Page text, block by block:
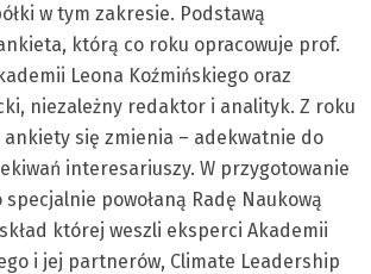
w tym zakresie. Podstawą
którą co roku opracowuje prof.
Leona Koźmińskiego oraz
niezależny redaktor i analityk. Z roku
ankiety się zmienia – adekwatnie do
interesariuszy. W przygotowanie
specjalnie powołaną Radę Naukową
skład której weszli eksperci Akademii
i jej partnerów, Climate Leadership